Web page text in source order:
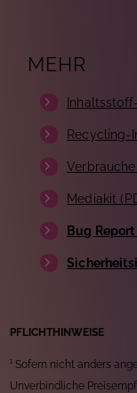
MEHR
Recycling-
Mediakit
Bug
PFLICHTHINWEISE
¹ Sofern nicht anders
Unverbindliche